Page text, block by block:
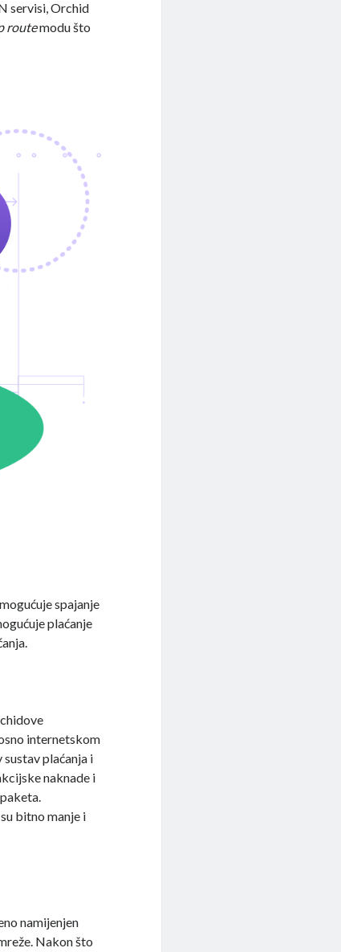
servisi, Orchid
routemodu što
spajanje
plaćanje
internetskom
plaćanja i
naknade i
bitno manje i
namijenjen
Nakon što